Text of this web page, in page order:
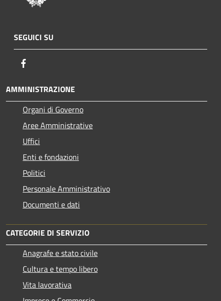
SEGUICI SU
AMMINISTRAZIONE
Organi di Governo
Aree Amministrative
Uffici
Enti e fondazioni
Politici
Personale Amministrativo
Documenti e dati
CATEGORIE DI SERVIZIO
Anagrafe e stato civile
Cultura e tempo libero
Vita lavorativa